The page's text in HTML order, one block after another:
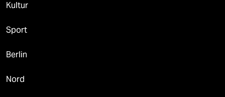
Kultur
Sport
Berlin
Nord